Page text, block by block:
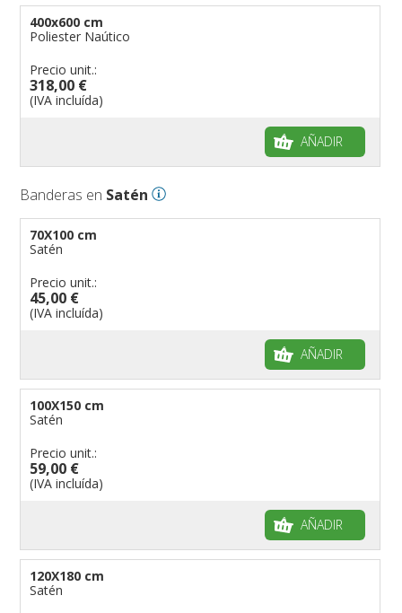
400x600 cm
Poliester Naútico
Precio unit.:
318,00 €
(IVA incluída)
AÑADIR
Banderas en Satén
70X100 cm
Satén
Precio unit.:
45,00 €
(IVA incluída)
AÑADIR
100X150 cm
Satén
Precio unit.:
59,00 €
(IVA incluída)
AÑADIR
120X180 cm
Satén